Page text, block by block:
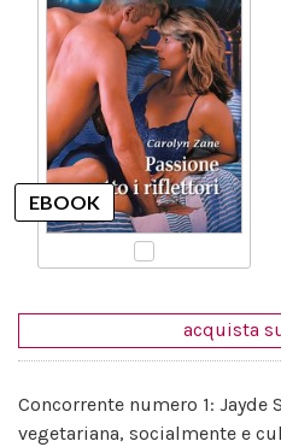
acquista
Concorrente numero 1:
vegetariana, socialmente e